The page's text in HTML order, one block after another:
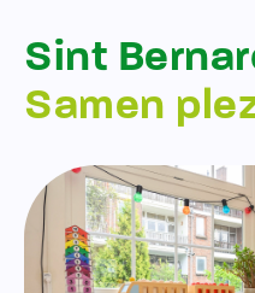
Sint
Samen